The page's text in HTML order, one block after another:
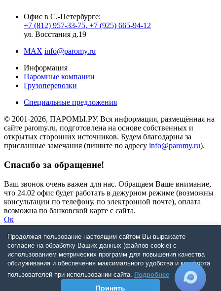
Офис в С.-Петербурге:
+7 (812) 957-33-75, +7 (925) 665-94-12
ул. Восстания д.19
MAX info@paromy.ru
Информация
Паромные компании
Грузоперевозки
Специальные предложения
© 2001-2026, ПАРОМЫ.РУ. Вся информация, размещённая на
сайте paromy.ru, подготовлена на основе собственных и
открытых сторонних источников. Будем благодарны за
присланные замечания (пишите по адресу info@paromy.ru).
Спасибо за обращение!
Ваш звонок очень важен для нас. Обращаем Ваше внимание,
что 24.02 офис будет работать в дежурном режиме (возможны
консультации по телефону, по электронной почте), оплата
возможна по банковской карте с сайта.
Ок
Запрос не будет отправлен
Приносим свои извинения, сервер перегружен.
Правила и условия бронирования!
Продолжая пользование настоящим сайтом Вы выражаете
согласие на обработку Ваших данных (файлов cookie) с
использованием метрических программ для повышения качества
обслуживания и обеспечения максимального удобства и комфорта
пользователей при использовании сайта. Подробнее
Принять